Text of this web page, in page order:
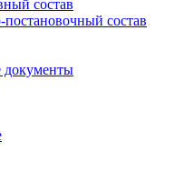
состав
состав
документы